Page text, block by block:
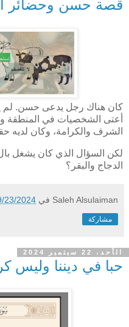
قصة حسن وحضائر
كان هناك رجل يدعى حسن. لم
أعتى الشخصيات في
الشرف والكرامة، وكان لديه
لكن السؤال الذي كان يشغل
الدجاج والبقر؟
Saleh Alsulaiman في 23/2024
مشاركة
الأحد، 22 سبتمبر 2024
حبا في ديننا وليس